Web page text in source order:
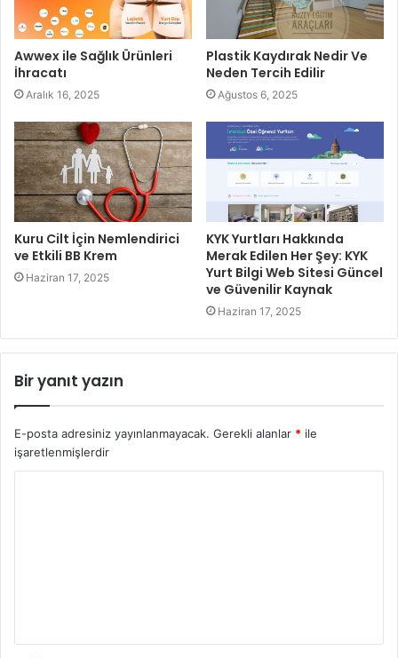
Awwex ile Sağlık Ürünleri
İhracatı
Aralık 16, 2025
Plastik Kaydırak Nedir Ve
Neden Tercih Edilir
Ağustos 6, 2025
Kuru Cilt İçin Nemlendirici
ve Etkili BB Krem
Haziran 17, 2025
KYK Yurtları Hakkında
Merak Edilen Her Şey: KYK
Yurt Bilgi Web Sitesi Güncel
ve Güvenilir Kaynak
Haziran 17, 2025
Bir yanıt yazın
E-posta adresiniz yayınlanmayacak. Gerekli alanlar * ile
işaretlenmişlerdir